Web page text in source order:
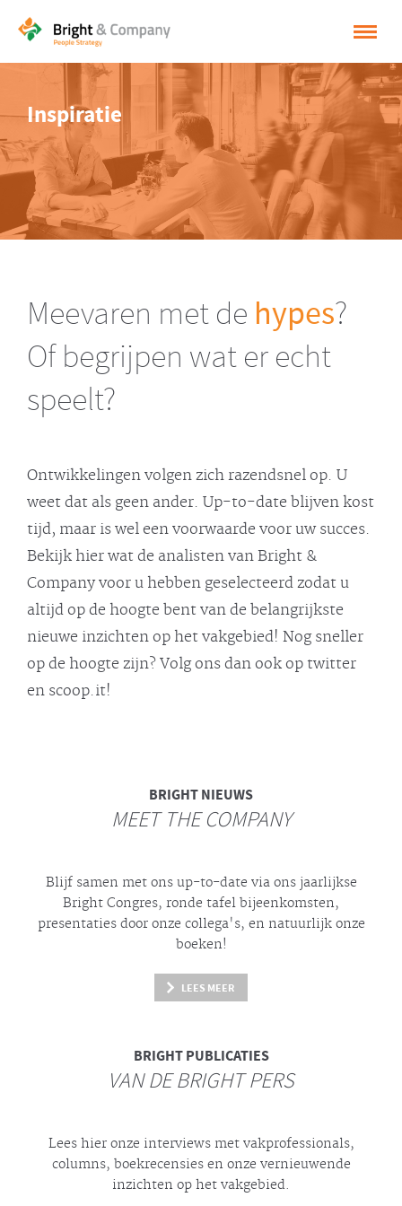
OPLOSSINGEN
CASES
INSPIRATIE
OVER BRIGHT & COMPANY
NEDERLANDS
ENGLISH
Inspiratie
Meevaren met de hypes?
Of begrijpen wat er echt
speelt?
Ontwikkelingen volgen zich razendsnel op. U
weet dat als geen ander. Up-to-date blijven kost
tijd, maar is wel een voorwaarde voor uw succes.
Bekijk hier wat de analisten van Bright &
Company voor u hebben geselecteerd zodat u
altijd op de hoogte bent van de belangrijkste
nieuwe inzichten op het vakgebied! Nog sneller
op de hoogte zijn? Volg ons dan ook op twitter
en scoop.it!
BRIGHTNIEUWS
MEET THE COMPANY
Blijf samen met ons up-to-date via ons jaarlijkse
Bright Congres, ronde tafel bijeenkomsten,
presentaties door onze collega's, en natuurlijk onze
boeken!
LEES MEER
BRIGHTPUBLICATIES
VAN DE BRIGHT PERS
Lees hier onze interviews met vakprofessionals,
columns, boekrecensies en onze vernieuwende
inzichten op het vakgebied.